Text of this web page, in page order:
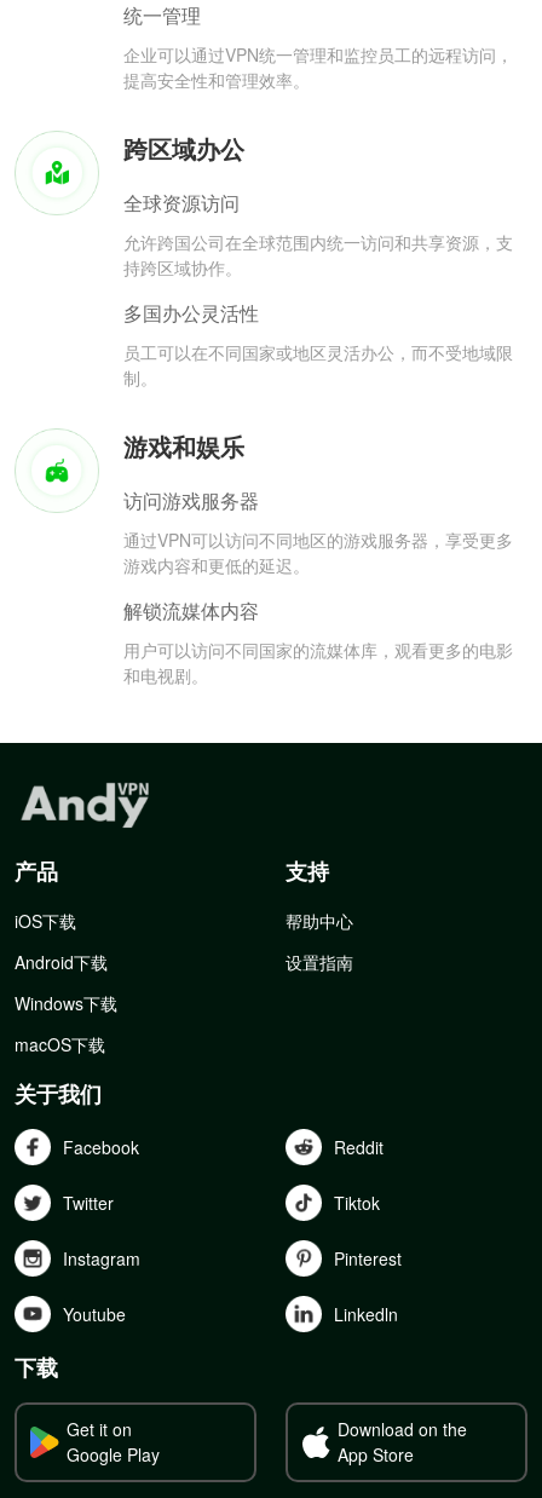
统一管理
企业可以通过VPN统一管理和监控员工的远程访问，
提高安全性和管理效率。
跨区域办公
全球资源访问
允许跨国公司在全球范围内统一访问和共享资源，支
持跨区域协作。
多国办公灵活性
员工可以在不同国家或地区灵活办公，而不受地域限
制。
游戏和娱乐
访问游戏服务器
通过VPN可以访问不同地区的游戏服务器，享受更多
游戏内容和更低的延迟。
解锁流媒体内容
用户可以访问不同国家的流媒体库，观看更多的电影
和电视剧。
产品
iOS下载
Android下载
Windows下载
macOS下载
支持
帮助中心
设置指南
关于我们
Facebook Reddit
Twitter Tiktok
Instagram Pinterest
Youtube Linkedln
下载
Get it on
Google Play
Download on the
App Store